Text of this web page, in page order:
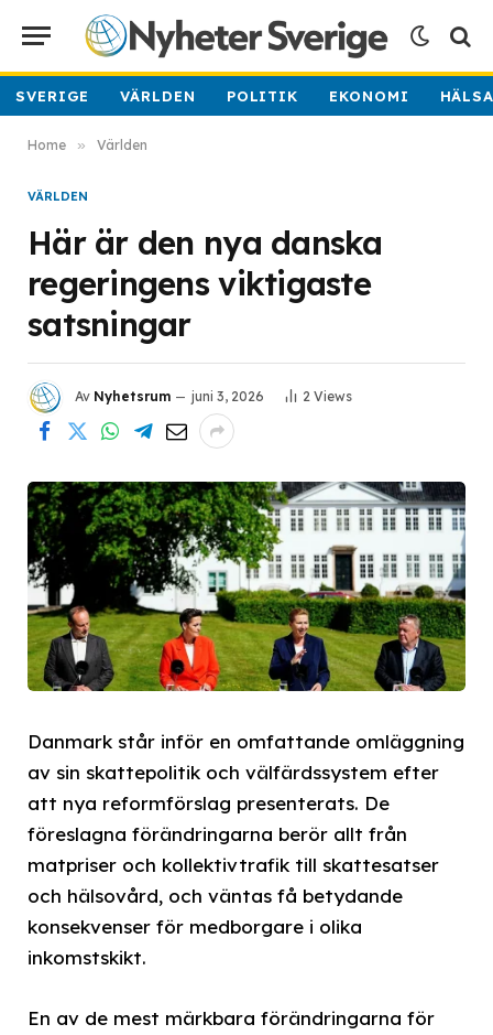
SVERIGE VÄRLDEN POLITIK EKONOMI
Home » Världen
VÄRLDEN
Här är den nya danska
regeringens viktigaste
satsningar
Av Nyhetsrum juni 3, 2026 2 Views
Danmark står inför en omfattande omläggning
av sin skattepolitik och välfärdssystem efter
att nya reformförslag presenterats. De
föreslagna förändringarna berör allt från
matpriser och kollektivtrafik till skattesatser
och hälsovård, och väntas få betydande
konsekvenser för medborgare i olika
inkomstskikt.
En av de mest märkbara förändringarna för